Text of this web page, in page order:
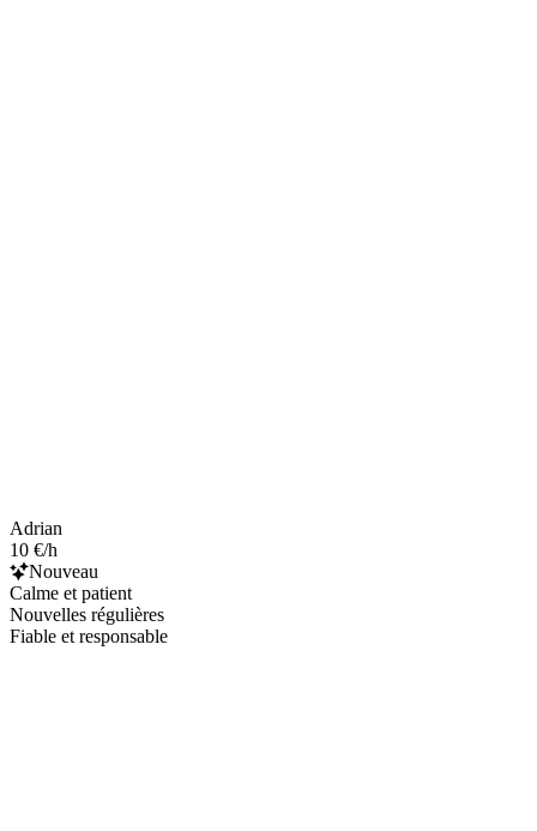
Adrian
10 €/h
Nouveau
Calme et patient
Nouvelles régulières
Fiable et responsable